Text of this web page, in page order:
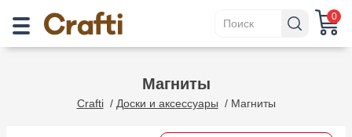
0
Магниты
Crafti/ Доски и аксессуары / Магниты